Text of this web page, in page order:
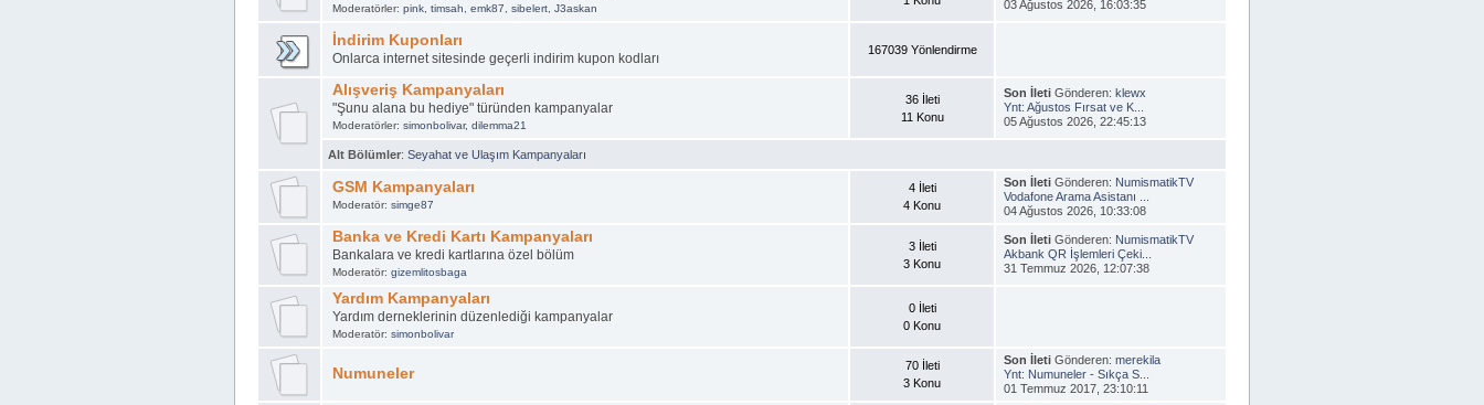
Moderatörler: pink, timsah emk87 sibelert, J3askan
03 Ağustos 2026, 16:03:35
İndirim Kuponları
Onlarca internet sitesinde geçerli indirim kupon kodları
167039 Yönlendirme
Alışveriş Kampanyaları
"Şunu alana bu hediye" türünden kampanyalar
Moderatörler: simonbolivar, dilemma21
36 İleti
11 Konu
Son İleti Gönderen:klewx
Ynt: Ağustos Fırsat ve K...
05 Ağustos 2026, 22:45:13
Alt Bölümler: Seyahat ve Ulaşım Kampanyaları
GSM Kampanyaları
Moderatör: simge87
4 İleti
4 Konu
Son İleti Gönderen: NumismatikTV
Vodafone Arama Asistanı ...
04 Ağustos 2026, 10:33:08
Banka ve Kredi Kartı Kampanyaları
Bankalara ve kredi kartlarına özel bölüm
Moderatör: gizemlitosbaga
3 İleti
3 Konu
Son İleti Gönderen: NumismatikTV
Akbank QR İşlemleri Çeki...
31 Temmuz 2026, 12:07:38
Yardım Kampanyaları
Yardım derneklerinin düzenlediği kampanyalar
Moderatör: simonbolivar
0 İleti
0 Konu
Numuneler
70 İleti
3 Konu
Son İleti Gönderen:merekila
Ynt: Numuneler - Sıkça S...
01 Temmuz 2017, 23:10:11